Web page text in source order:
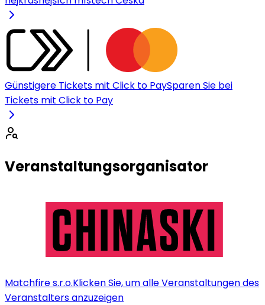
Günstigere Tickets mit Click to PaySparen Sie bei
Tickets mit Click to Pay
Veranstaltungsorganisator
Matchfire s.r.o.Klicken Sie, um alle Veranstaltungen des
Veranstalters anzuzeigen